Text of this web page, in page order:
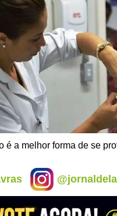
é a melhor forma de se